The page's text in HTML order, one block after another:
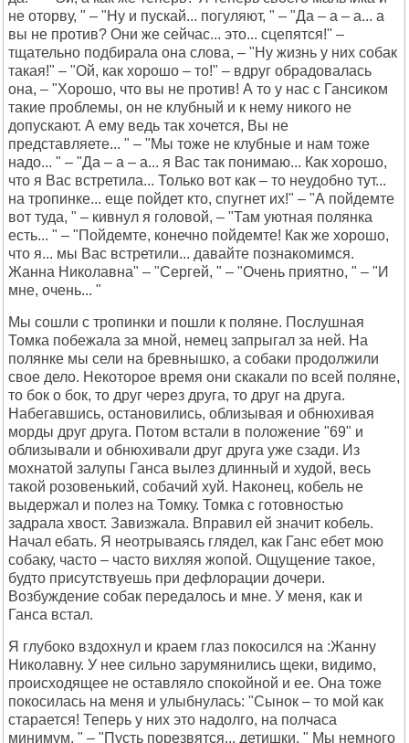
не оторву, " – "Ну и пускай... погуляют, " – "Да – а – а... а
вы не против? Они же сейчас... это... сцепятся!" –
тщательно подбирала она слова, – "Ну жизнь у них собак
такая!" – "Ой, как хорошо – то!" – вдруг обрадовалась
она, – "Хорошо, что вы не против! А то у нас с Гансиком
такие проблемы, он не клубный и к нему никого не
допускают. А ему ведь так хочется, Вы не
представляете... " – "Мы тоже не клубные и нам тоже
надо... " – "Да – а – а... я Вас так понимаю... Как хорошо,
что я Вас встретила... Только вот как – то неудобно тут...
на тропинке... еще пойдет кто, спугнет их!" – "А пойдемте
вот туда, " – кивнул я головой, – "Там уютная полянка
есть... " – "Пойдемте, конечно пойдемте! Как же хорошо,
что я... мы Вас встретили... давайте познакомимся.
Жанна Николавна" – "Сергей, " – "Очень приятно, " – "И
мне, очень... "
Мы сошли с тропинки и пошли к поляне. Послушная
Томка побежала за мной, немец запрыгал за ней. На
полянке мы сели на бревнышко, а собаки продолжили
свое дело. Hекоторое время они скакали по всей поляне,
то бок о бок, то друг через друга, то друг на друга.
Набегавшись, остановились, облизывая и обнюхивая
морды друг друга. Потом встали в положение "69" и
облизывали и обнюхивали друг друга уже сзади. Из
мохнатой залупы Ганса вылез длинный и худой, весь
такой розовенький, собачий хуй. Наконец, кобель не
выдержал и полез на Томку. Томка с готовностью
задрала хвост. Завизжала. Вправил ей значит кобель.
Начал ебать. Я неотрываясь глядел, как Ганс ебет мою
собаку, часто – часто вихляя жопой. Ощущение такое,
будто присутствуешь при дефлорации дочери.
Возбуждение собак передалось и мне. У меня, как и
Ганса встал.
Я глубоко вздохнул и краем глаз покосился на :Жанну
Николавну. У нее сильно зарумянились щеки, видимо,
происходящее не оставляло спокойной и ее. Она тоже
покосилась на меня и улыбнулась: "Сынок – то мой как
старается! Теперь у них это надолго, на полчаса
минимум. " – "Пусть порезвятся... детишки. " Мы немного